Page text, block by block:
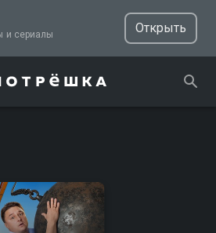
ТВ, фильмы и сериалы
Открыть